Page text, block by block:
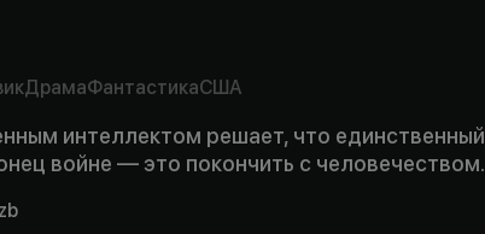
ДрамаФантастикаСША
интеллектом решает, что единственный
войне — это покончить с человечеством.